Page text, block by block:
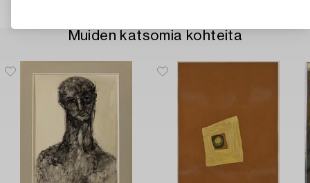
Muiden katsomia kohteita